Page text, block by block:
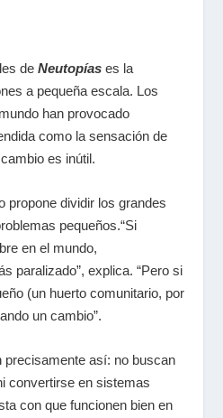
de Neutopíases la
a pequeña escala. Los
han provocado
como la sensación de
es inútil.
propone dividir los grandes
pequeños.“Si
en el mundo,
paralizado”, explica. “Pero si
(un huerto comunitario, por
un cambio”.
precisamente así: no buscan
convertirse en sistemas
con que funcionen bien en